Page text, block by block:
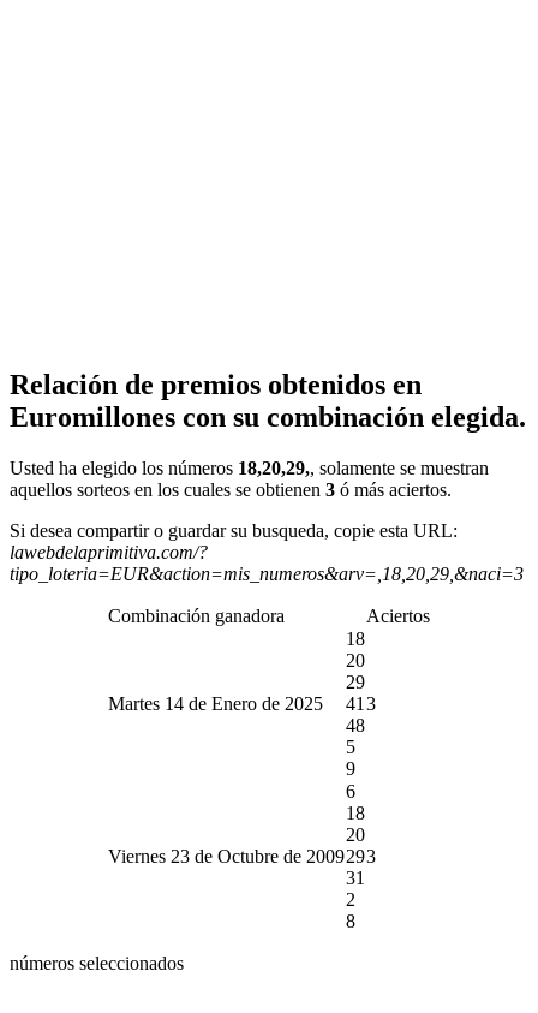
Relación de premios obtenidos en
Euromillones con su combinación elegida.
Usted ha elegido los números 18,20,29,, solamente se muestran
aquellos sorteos en los cuales se obtienen 3 ó más aciertos.
Si desea compartir o guardar su busqueda, copie esta URL:
lawebdelaprimitiva.com/?
tipo_loteria=EUR&action=mis_numeros&arv=,18,20,29,&naci=3
Combinación ganadora Aciertos
Martes 14 de Enero de 2025
18
20
29
41
48
5
9
3
Viernes 23 de Octubre de 2009
6
18
20
29
31
2
8
3
números seleccionados